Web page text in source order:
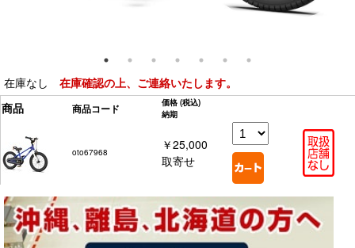
在庫なし 在庫確認の上、ご連絡いたします。
商品
商品コード 価格 (税込)
納期
oto67968
￥25,000
取寄せ